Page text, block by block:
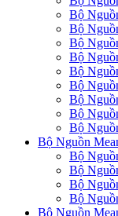
Bộ
Bộ
Bộ
Bộ
Bộ
Bộ
Bộ
Bộ
Bộ
Bộ Nguồn
Bộ
Bộ
Bộ
Bộ
Bộ Nguồn